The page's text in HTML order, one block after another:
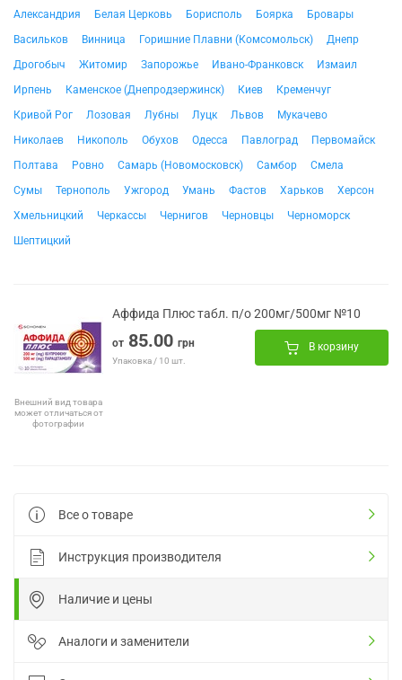
Александрия Белая Церковь Борисполь Боярка
Бровары
Васильков
Винница Горишние Плавни (Комсомольск)
Днепр
Дрогобыч
Житомир Запорожье Ивано-Франковск
Измаил
Ирпень
Каменское (Днепродзержинск) Киев
Кременчуг
Кривой Рог
Лозовая Лубны Луцк Львов
Мукачево
Николаев
Никополь Обухов Одесса Павлоград
Первомайск
Полтава
Ровно Самарь (Новомосковск) Самбор
Смела
Сумы
Тернополь Ужгород Умань Фастов Харьков
Херсон
Хмельницкий
Черкассы Чернигов Черновцы
Черноморск
Шептицкий
Внешний вид товара
может отличаться от
фотографии
Аффида Плюс табл. п/о 200мг/500мг №10
от 85.00 грн
Упаковка / 10 шт.
В корзину
Все о товаре
Инструкция производителя
Наличие и цены
Аналоги и заменители